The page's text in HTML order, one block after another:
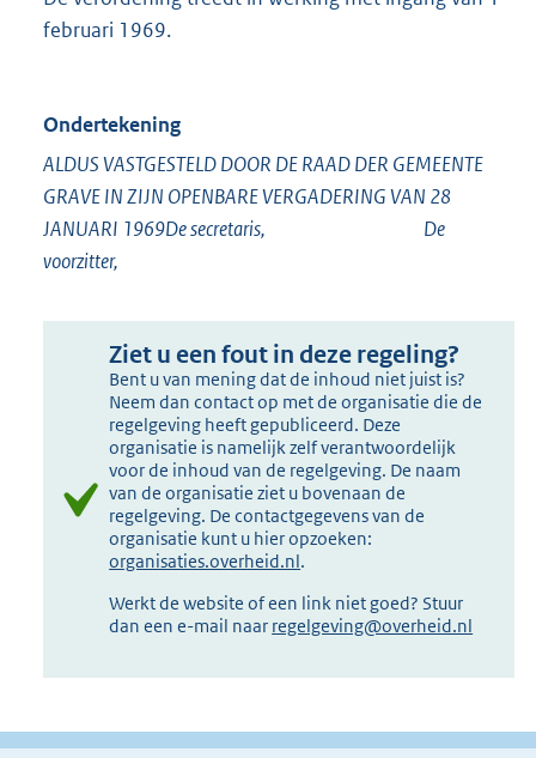
februari 1969.
Ondertekening
ALDUS VASTGESTELD DOOR DE RAAD DER GEMEENTE
GRAVE IN ZIJN OPENBARE VERGADERING VAN 28
JANUARI 1969De secretaris, De
voorzitter,
Ziet u een fout in deze regeling?
Bent u van mening dat de inhoud niet juist is?
Neem dan contact op met de organisatie die de
regelgeving heeft gepubliceerd. Deze
organisatie is namelijk zelf verantwoordelijk
voor de inhoud van de regelgeving. De naam
van de organisatie ziet u bovenaan de
regelgeving. De contactgegevens van de
organisatie kunt u hier opzoeken:
organisaties.overheid.nl.
Werkt de website of een link niet goed? Stuur
dan een e-mail naar regelgeving@overheid.nl